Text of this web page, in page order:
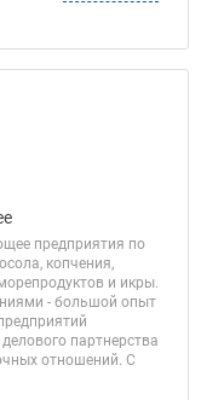
предприятия по
копчения,
и икры.
- большой опыт
партнерства
отношений. С